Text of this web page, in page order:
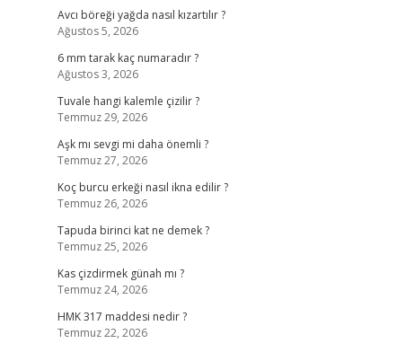
Avcı böreği yağda nasıl kızartılır ?
Ağustos 5, 2026
6 mm tarak kaç numaradır ?
Ağustos 3, 2026
Tuvale hangi kalemle çizilir ?
Temmuz 29, 2026
Aşk mı sevgi mi daha önemli ?
Temmuz 27, 2026
Koç burcu erkeği nasıl ikna edilir ?
Temmuz 26, 2026
Tapuda birinci kat ne demek ?
Temmuz 25, 2026
Kas çizdirmek günah mı ?
Temmuz 24, 2026
HMK 317 maddesi nedir ?
Temmuz 22, 2026